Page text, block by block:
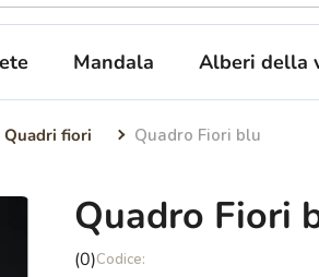
Mandala Alberi della
Quadri fiori Quadro Fiori blu
Quadro Fiori
La
(0)